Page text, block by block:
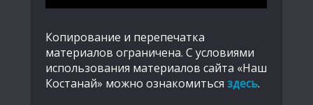
Копирование и перепечатка
материалов ограничена. С условиями
использования материалов сайта «Наш
Костанай» можно ознакомиться здесь.